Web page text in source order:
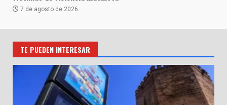
7 de agosto de 2026
TE PUEDEN INTERESAR